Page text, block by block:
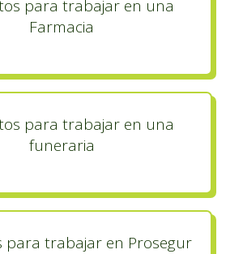
para trabajar en una
Farmacia
para trabajar en una
funeraria
para trabajar en Prosegur